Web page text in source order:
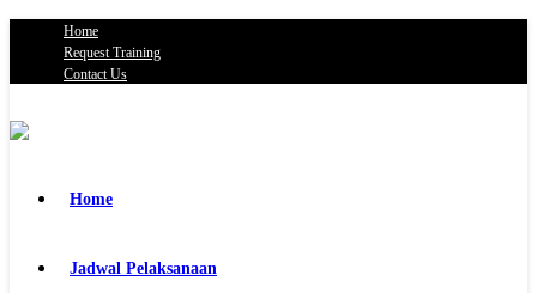
Home
Request Training
Contact Us
Home
Jadwal Pelaksanaan